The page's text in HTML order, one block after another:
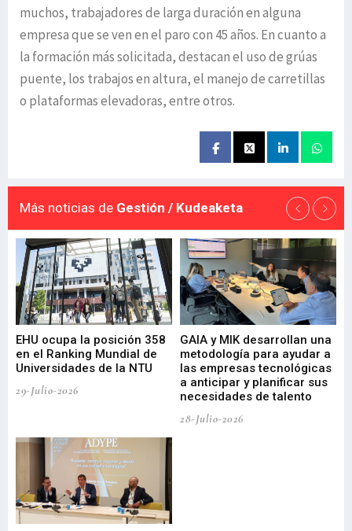
muchos, trabajadores de larga duración en alguna
empresa que se ven en el paro con 45 años. En cuanto a
la formación más solicitada, destacan el uso de grúas
puente, los trabajos en altura, el manejo de carretillas
o plataformas elevadoras, entre otros.
Más noticias de Gestión / Kudeaketa
EHU ocupa la posición 358
en el Ranking Mundial de
Universidades de la NTU
29-Julio-2026
GAIA y MIK desarrollan una
metodología para ayudar a
las empresas tecnológicas
a anticipar y planificar sus
necesidades de talento
28-Julio-2026